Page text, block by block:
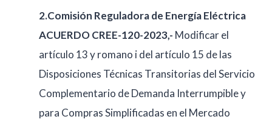
2.Comisión Reguladora de Energía Eléctrica
ACUERDO CREE-120-2023,- Modificar el
artículo 13 y romano i del artículo 15 de las
Disposiciones Técnicas Transitorias del Servicio
Complementario de Demanda Interrumpible y
para Compras Simplificadas en el Mercado